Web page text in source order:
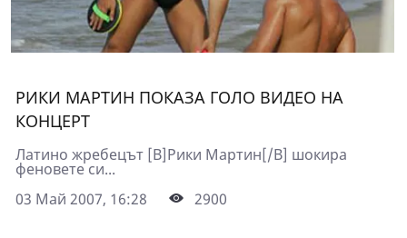
РИКИ МАРТИН ПОКАЗА ГОЛО ВИДЕО НА
КОНЦЕРТ
Латино жребецът [B]Рики Мартин[/B] шокира
феновете си...
03 Май 2007, 16:28
2900